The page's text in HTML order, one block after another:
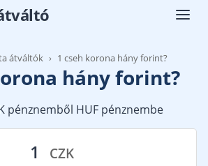
átváltók 1 cseh korona hány forint?
hány forint?
pénznemből HUF pénznembe
1 CZK